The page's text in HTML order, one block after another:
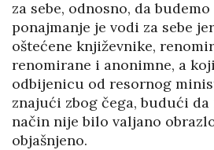
za sebe, odnosno, da
ponajmanje je vodi za sebe
oštećene književnike,
renomirane i anonimne, a
odbijenicu od resornog
znajući zbog čega, budući
način nije bilo valjano
objašnjeno.